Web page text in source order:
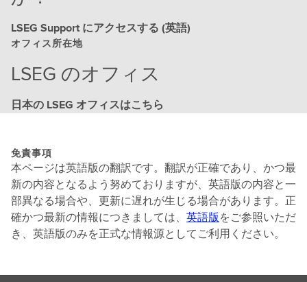
LSEG Support にアクセスする (英語)
オフィス所在地
LSEG のオフィス
日本の LSEG オフィスはこちら
免責事項
本ページは英語版の翻訳です。翻訳が正確であり、かつ最
新の内容となるよう努めておりますが、英語版の内容と一
部異なる場合や、更新に遅れが生じる場合があります。正
確かつ最新の情報につきましては、 英語版をご参照いただ
き、英語版のみを正式な情報源としてご利用ください。